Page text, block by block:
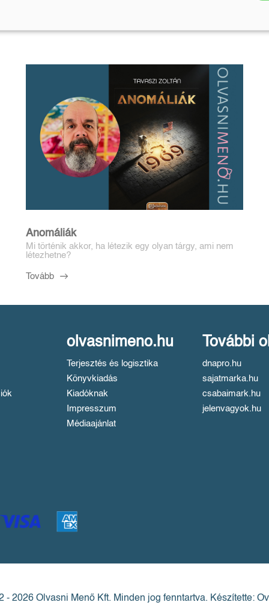
Anomáliák
Mi történik akkor, ha létezik egy olyan tárgy, ami nem
létezhetne?
Tovább
olvasnimeno.hu
Terjesztés és logisztika
Könyvkiadás
Kiadóknak
Impresszum
Médiaajánlat
További
dnapro.hu
sajatmarka.hu
csabaimark.hu
jelenvagyok.hu
- 2026 Olvasni Menő Kft. Minden jog fenntartva. Készítette: